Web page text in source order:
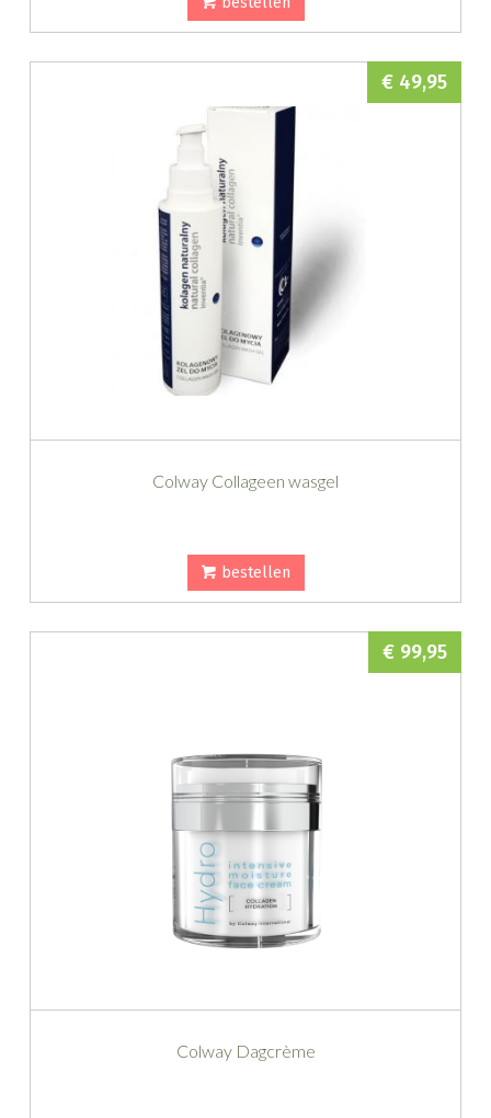
Colway Collageen wasgel
€ 49,95
bestellen
Colway Dagcrème
€ 99,95